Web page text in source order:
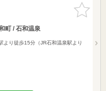
お気に入
りに追加
町 / 石和温泉
り徒歩15分（JR石和温泉駅より